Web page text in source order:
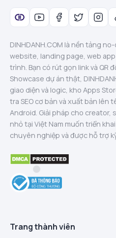
DINHDANH.COM là nền tảng
website, landing page, web app
trình. Bạn có rút gọn link và QR
Showcase dự án thật,
giao diện và logic, kho Apps
tra SEO cơ bản và xuất bản lên
Android. Giải pháp cho creator,
nhỏ tại Việt Nam muốn triển
chuyên nghiệp và được hỗ trợ
Trang thành viên